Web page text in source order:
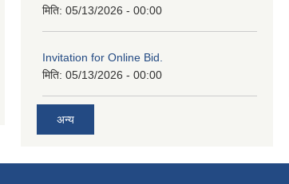
मिति: 05/13/2026 - 00:00
Invitation for Online Bid.
मिति: 05/13/2026 - 00:00
अन्य